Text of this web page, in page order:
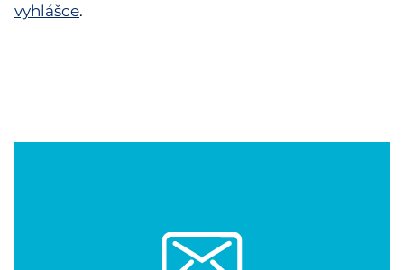
vyhlášce.